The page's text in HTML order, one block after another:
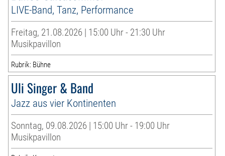
LIVE-Band, Tanz, Performance
Freitag, 21.08.2026 | 15:00 Uhr - 21:30 Uhr
Musikpavillon
Rubrik: Bühne
Uli Singer & Band
Jazz aus vier Kontinenten
Sonntag, 09.08.2026 | 15:00 Uhr - 19:00 Uhr
Musikpavillon